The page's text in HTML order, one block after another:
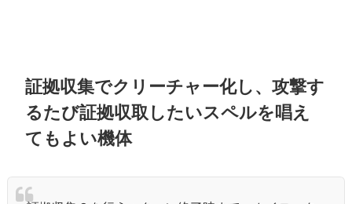
証拠収集でクリーチャー化し、攻撃す
るたび証拠収取したいスペルを唱え
てもよい機体